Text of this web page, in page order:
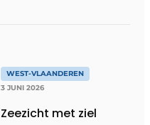
WEST-VLAANDEREN
3 JUNI 2026
Zeezicht met ziel